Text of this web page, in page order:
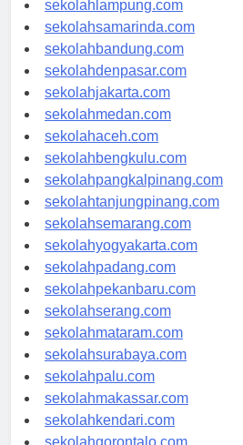
sekolahlampung.com
sekolahsamarinda.com
sekolahbandung.com
sekolahdenpasar.com
sekolahjakarta.com
sekolahmedan.com
sekolahaceh.com
sekolahbengkulu.com
sekolahpangkalpinang.com
sekolahtanjungpinang.com
sekolahsemarang.com
sekolahyogyakarta.com
sekolahpadang.com
sekolahpekanbaru.com
sekolahserang.com
sekolahmataram.com
sekolahsurabaya.com
sekolahpalu.com
sekolahmakassar.com
sekolahkendari.com